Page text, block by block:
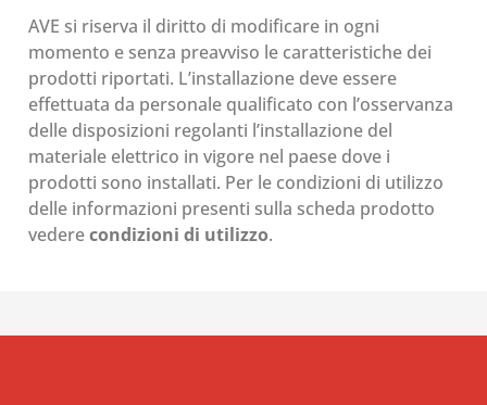
AVE si riserva il diritto di modificare in ogni
momento e senza preavviso le caratteristiche dei
prodotti riportati. L’installazione deve essere
effettuata da personale qualificato con l’osservanza
delle disposizioni regolanti l’installazione del
materiale elettrico in vigore nel paese dove i
prodotti sono installati. Per le condizioni di utilizzo
delle informazioni presenti sulla scheda prodotto
vederecondizioni di utilizzo.